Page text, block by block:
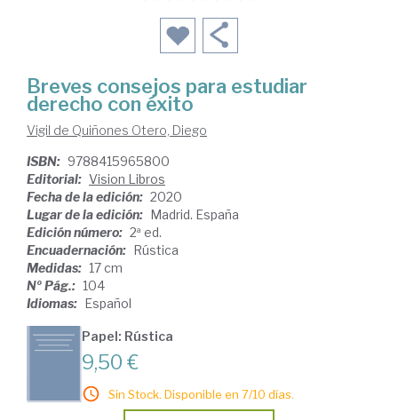
Breves consejos para estudiar
derecho con éxito
Vigil de Quiñones Otero, Diego
ISBN: 9788415965800
Editorial: Vision Libros
Fecha de la edición: 2020
Lugar de la edición: Madrid. España
Edición número: 2ª ed.
Encuadernación: Rústica
Medidas: 17 cm
Nº Pág.: 104
Idiomas: Español
Papel: Rústica
9,50 €
Sin Stock. Disponible en 7/10 días.